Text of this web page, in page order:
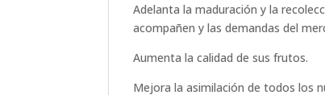
Adelanta la maduración y la
acompañen y las demandas del
Aumenta la calidad de sus frutos.
Mejora la asimilación de todos los